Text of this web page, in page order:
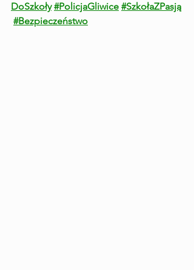
DoSzkoły #PolicjaGliwice #SzkołaZPasją
#Bezpieczeństwo